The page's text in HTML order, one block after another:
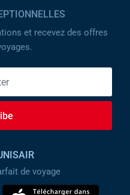
et recevez des offres
de voyage